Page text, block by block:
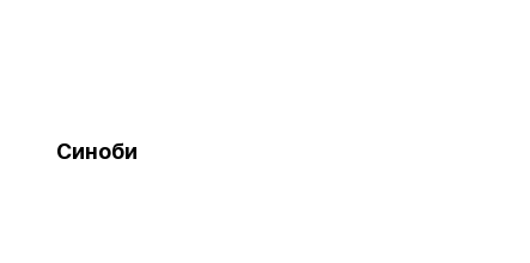
Синоби